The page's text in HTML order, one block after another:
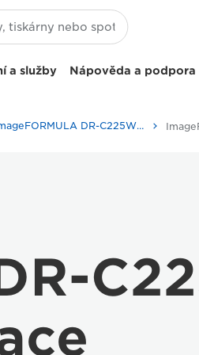
a služby Nápověda a podpora
imageFORMULA DR-C225W II